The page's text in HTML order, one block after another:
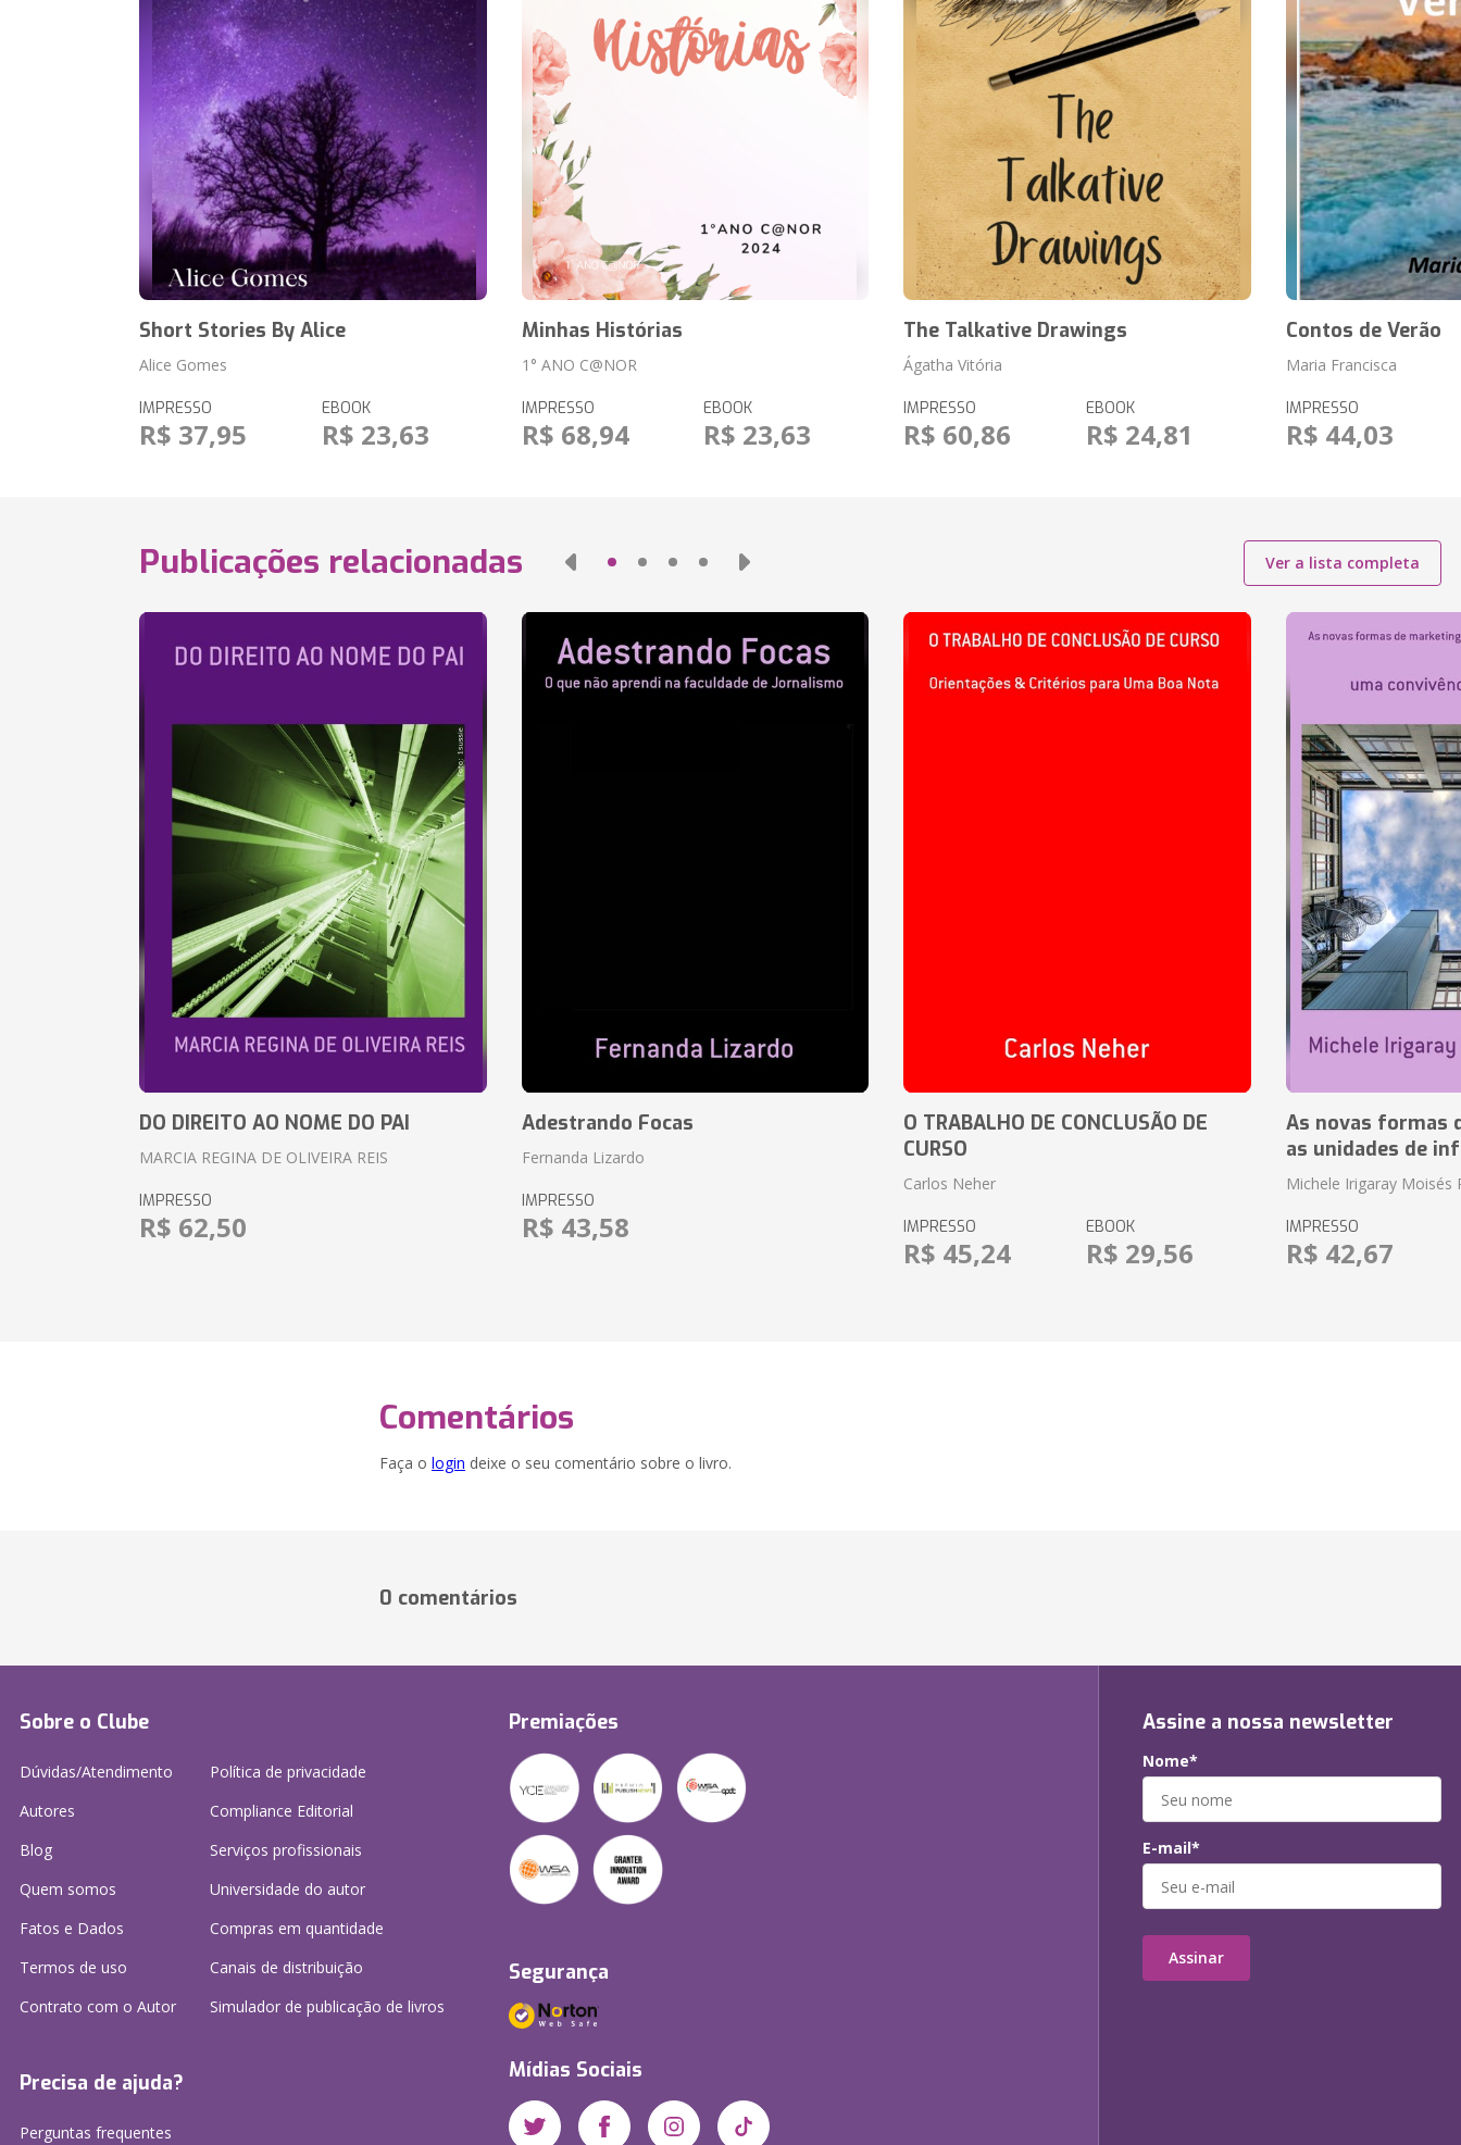
Short Stories By Alice
Alice Gomes
IMPRESSO
R$ 37,95
EBOOK
R$ 23,63
Minhas Histórias
1° ANO C@NOR
IMPRESSO
R$ 68,94
EBOOK
R$ 23,63
The Talkative Drawings
Ágatha Vitória
IMPRESSO
R$ 60,86
EBOOK
R$ 24,81
Contos de Verão
Maria Francisca
IMPRESSO
R$ 44,03
Publicações relacionadas Ver a lista completa
DO DIREITO AO NOME DO PAI
MARCIA REGINA DE OLIVEIRA REIS
IMPRESSO
R$ 62,50
Adestrando Focas
Fernanda Lizardo
IMPRESSO
R$ 43,58
O TRABALHO DE CONCLUSÃO DE
CURSO
Carlos Neher
IMPRESSO
R$ 45,24
EBOOK
R$ 29,56
As novas formas
as unidades de
Michele Irigaray Moisés
IMPRESSO
R$ 42,67
Comentários
Faça o login deixe o seu comentário sobre o livro.
0 comentários
Sobre o Clube
Dúvidas/Atendimento
Autores
Blog
Quem somos
Fatos e Dados
Termos de uso
Contrato com o Autor
Política de privacidade
Compliance Editorial
Serviços profissionais
Universidade do autor
Compras em quantidade
Canais de distribuição
Simulador de publicação de livros
Precisa de ajuda?
Perguntas frequentes
Premiações
Segurança
Mídias Sociais
Assine a nossa newsletter
Nome*
E-mail*
Assinar